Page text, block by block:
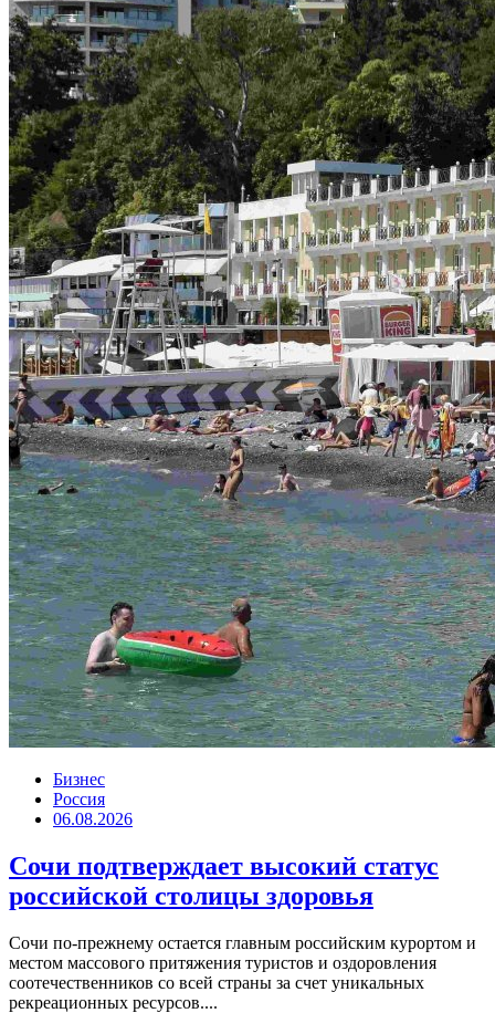
Бизнес
Россия
06.08.2026
Сочи подтверждает высокий статус
российской столицы здоровья
Сочи по-прежнему остается главным российским курортом и
местом массового притяжения туристов и оздоровления
соотечественников со всей страны за счет уникальных
рекреационных ресурсов....